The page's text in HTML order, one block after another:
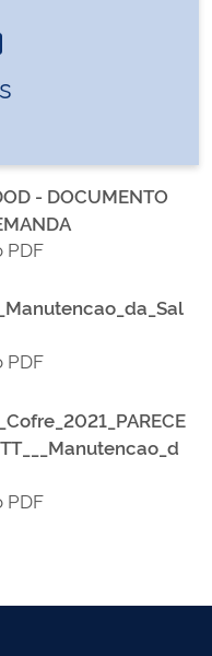
- DOCUMENTO
PDF
PDF
PDF